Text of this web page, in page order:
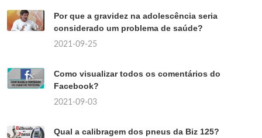
Por que a gravidez na adolescência seria
considerado um problema de saúde?
2021-09-25
Como visualizar todos os comentários do
Facebook?
2021-09-03
Qual a calibragem dos pneus da Biz 125?